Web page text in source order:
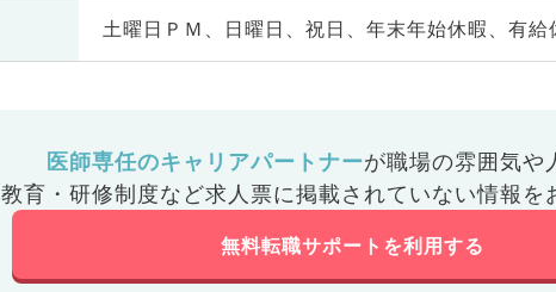
土曜日ＰＭ、日曜日、祝日、年末年始休暇、有給
医師専任のキャリアパートナーが職場の雰囲気や
教育・研修制度など求人票に掲載されていない情報を
無料転職サポートを利用する